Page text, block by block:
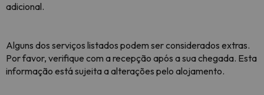
adicional.
Alguns dos serviços listados podem ser considerados extras.
Por favor, verifique com a recepção após a sua chegada. Esta
informação está sujeita a alterações pelo alojamento.